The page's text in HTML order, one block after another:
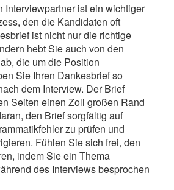
Interviewpartner ist ein wichtiger
den die Kandidaten oft
ist nicht nur die richtige
hebt Sie auch von den
die um die Position
Sie Ihren Dankesbrief so
dem Interview. Der Brief
Seiten einen Zoll großen Rand
den Brief sorgfältig auf
zu prüfen und
Fühlen Sie sich frei, den
indem Sie ein Thema
des Interviews besprochen